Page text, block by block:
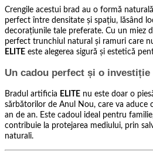
Crengile acestui brad au o formă
perfect între densitate și spațiu, lăsând
decorațiunile tale preferate. Cu un miez
perfect trunchiul natural și ramuri care
ELITE este alegerea sigură și estetică
Un cadou perfect și o investiție
Bradul artificia ELITE nu este doar o
sărbătorilor de Anul Nou, care va aduce
an de an. Este cadoul ideal pentru
contribuie la protejarea mediului, prin
naturali.